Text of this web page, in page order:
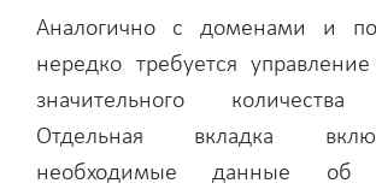
Аналогично с доменами и
нередко требуется
значительного количества
Отдельная вкладка
необходимые данные об